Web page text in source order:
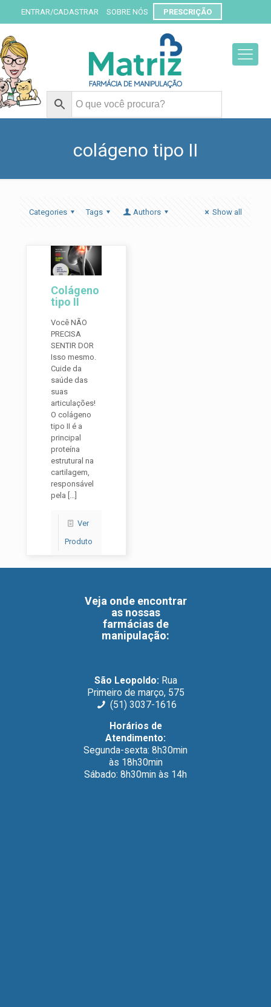
ENTRAR/CADASTRAR SOBRE NÓS PRESCRIÇÃO
colágeno tipo II
Categories Tags Authors Show all
Colágeno
tipo II
Você NÃO
PRECISA
SENTIR DOR
Isso mesmo.
Cuide da
saúde das
suas
articulações!
O colágeno
tipo II é a
principal
proteína
estrutural na
cartilagem,
responsável
pela […]
Ver
Produto
Veja onde encontrar
as nossas
farmácias de
manipulação:
São Leopoldo: Rua
Primeiro de março, 575
(51) 3037-1616
Horários de
Atendimento:
Segunda-sexta: 8h30min
às 18h30min
Sábado: 8h30min às 14h